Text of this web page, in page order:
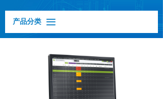
产品分类 끀